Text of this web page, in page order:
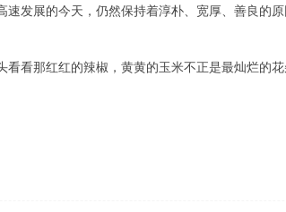
速发展的今天，仍然保持着淳朴、宽厚、善良的
看那红红的辣椒，黄黄的玉米不正是最灿烂的